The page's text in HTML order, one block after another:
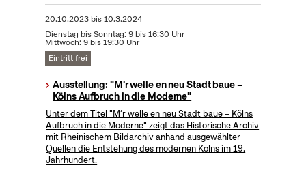
20.10.2023bis10.3.2024
Dienstag bis Sonntag: 9 bis 16:30 Uhr
Mittwoch: 9 bis 19:30 Uhr
Eintritt frei
Ausstellung: "M'r welle en neu Stadt baue –
Kölns Aufbruch in die Moderne"
Unter dem Titel "M’r welle en neu Stadt baue – Kölns
Aufbruch in die Moderne" zeigt das Historische Archiv
mit Rheinischem Bildarchiv anhand ausgewählter
Quellen die Entstehung des modernen Kölns im 19.
Jahrhundert.